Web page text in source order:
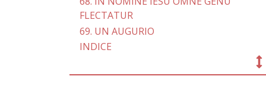
FLECTATUR
69. UN AUGURIO
INDICE